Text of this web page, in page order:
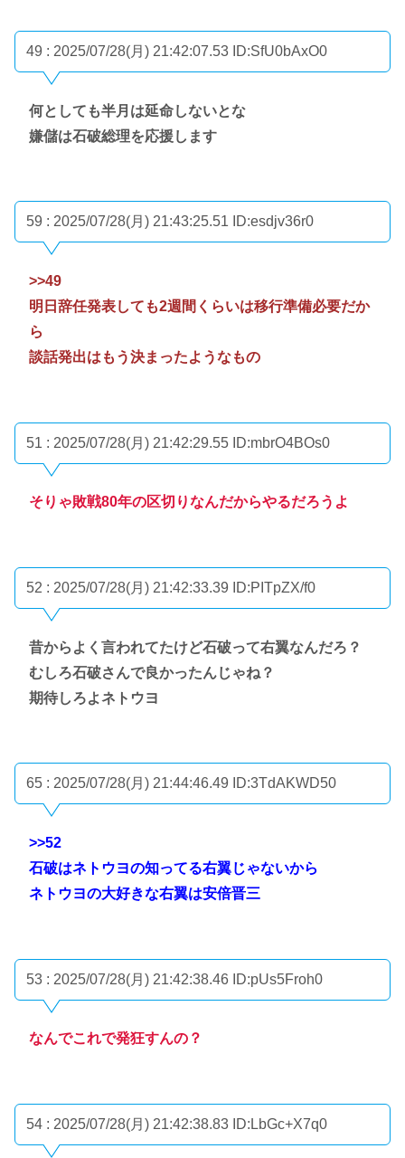
49 : 2025/07/28(月) 21:42:07.53 ID:SfU0bAxO0
何としても半月は延命しないとな
嫌儲は石破総理を応援します
59 : 2025/07/28(月) 21:43:25.51 ID:esdjv36r0
>>49
明日辞任発表しても2週間くらいは移行準備必要だか
ら
談話発出はもう決まったようなもの
51 : 2025/07/28(月) 21:42:29.55 ID:mbrO4BOs0
そりゃ敗戦80年の区切りなんだからやるだろうよ
52 : 2025/07/28(月) 21:42:33.39 ID:PITpZX/f0
昔からよく言われてたけど石破って右翼なんだろ？
むしろ石破さんで良かったんじゃね？
期待しろよネトウヨ
65 : 2025/07/28(月) 21:44:46.49 ID:3TdAKWD50
>>52
石破はネトウヨの知ってる右翼じゃないから
ネトウヨの大好きな右翼は安倍晋三
53 : 2025/07/28(月) 21:42:38.46 ID:pUs5Froh0
なんでこれで発狂すんの？
54 : 2025/07/28(月) 21:42:38.83 ID:LbGc+X7q0